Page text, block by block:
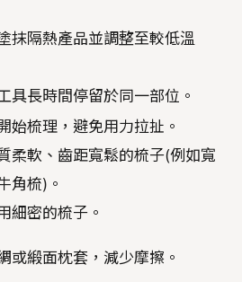
抹隔熱產品並調整至較低溫
具長時間停留於同一部位。
始梳理，避免用力拉扯。
柔軟、齒距寬鬆的梳子(例如寬
角梳)。
細密的梳子。
或緞面枕套，減少摩擦。